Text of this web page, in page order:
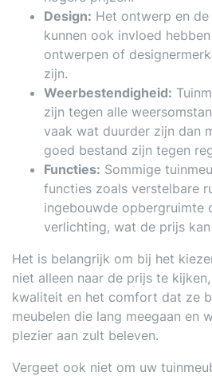
Design: Het ontwerp en
kunnen ook invloed
ontwerpen of
zijn.
Weerbestendigheid:
zijn tegen alle
vaak wat duurder zijn dan
goed bestand zijn tegen
Functies: Sommige
functies zoals verstelbare
ingebouwde opbergruimte
verlichting, wat de prijs
Het is belangrijk om bij het
niet alleen naar de prijs te
kwaliteit en het comfort dat ze
meubelen die lang meegaan en
plezier aan zult beleven.
Vergeet ook niet om uw